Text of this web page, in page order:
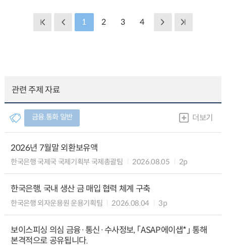
1 2 3 4
관련 주제 자료
금융.통화 일반 더보기
2026년 7월말 외환보유액
한국은행 국제국 국제기획부 국제총괄팀 2026.08.05 2p
한국은행, 국내 생산 금 매입 협력 체계 구축
한국은행 외자운용원 운용기획팀 2026.08.04 3p
보이스피싱 의심 금융·통신·수사정보, 「ASAP에이샙*」 통해
본격적으로 공유됩니다.